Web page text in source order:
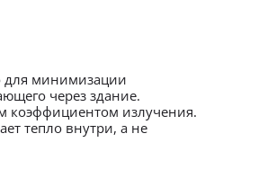
для минимизации
через здание.
коэффициентом излучения.
тепло внутри, а не